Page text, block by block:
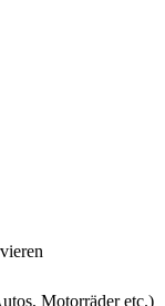
Motorräder etc.)